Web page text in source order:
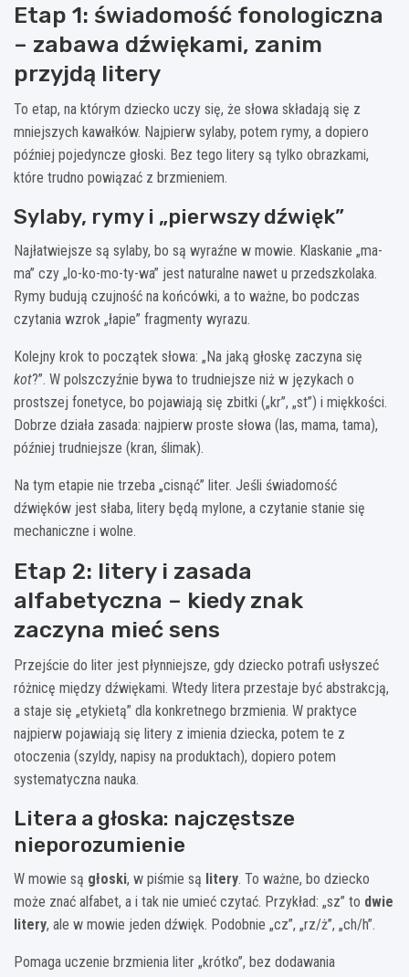
Etap 1: świadomość fonologiczna
– zabawa dźwiękami, zanim
przyjdą litery
To etap, na którym dziecko uczy się, że słowa składają się z
mniejszych kawałków. Najpierw sylaby, potem rymy, a dopiero
później pojedyncze głoski. Bez tego litery są tylko obrazkami,
które trudno powiązać z brzmieniem.
Sylaby, rymy i „pierwszy dźwięk”
Najłatwiejsze są sylaby, bo są wyraźne w mowie. Klaskanie „ma-
ma” czy „lo-ko-mo-ty-wa” jest naturalne nawet u przedszkolaka.
Rymy budują czujność na końcówki, a to ważne, bo podczas
czytania wzrok „łapie” fragmenty wyrazu.
Kolejny krok to początek słowa: „Na jaką głoskę zaczyna się
kot?”. W polszczyźnie bywa to trudniejsze niż w językach o
prostszej fonetyce, bo pojawiają się zbitki („kr”, „st”) i miękkości.
Dobrze działa zasada: najpierw proste słowa (las, mama, tama),
później trudniejsze (kran, ślimak).
Na tym etapie nie trzeba „cisnąć” liter. Jeśli świadomość
dźwięków jest słaba, litery będą mylone, a czytanie stanie się
mechaniczne i wolne.
Etap 2: litery i zasada
alfabetyczna – kiedy znak
zaczyna mieć sens
Przejście do liter jest płynniejsze, gdy dziecko potrafi usłyszeć
różnicę między dźwiękami. Wtedy litera przestaje być abstrakcją,
a staje się „etykietą” dla konkretnego brzmienia. W praktyce
najpierw pojawiają się litery z imienia dziecka, potem te z
otoczenia (szyldy, napisy na produktach), dopiero potem
systematyczna nauka.
Litera a głoska: najczęstsze
nieporozumienie
W mowie są głoski, w piśmie są litery. To ważne, bo dziecko
może znać alfabet, a i tak nie umieć czytać. Przykład: „sz” to dwie
litery, ale w mowie jeden dźwięk. Podobnie „cz”, „rz/ż”, „ch/h”.
Pomaga uczenie brzmienia liter „krótko”, bez dodawania